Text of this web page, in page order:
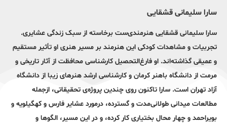
سارا سلیمانی قشقایی
سارا سلیمانی قشقایی هنرمندی‌ست برخاسته از سبک زندگی عشایری.
تجربیات و مشاهدات کودکی این هنرمند بر مسیر هنری او تأثیر مستقیم
و عمیقی گذاشته‌اند. او فارغ‌التحصیل کارشناسی محافظت از آثار تاریخی و
مرمت از دانشگاه باهنر کرمان و کارشناسی ارشد هنرهای زیبا از دانشگاه
آزاد تهران است. سارا تاکنون روی چندین پروژه‌ی تحقیقاتی، ازجمله
مطالعات میدانی طولانی‌مدت و گسترده، درمورد عشایر فارس و کهگیلویه و
بویراحمد و چهار محال بختیاری کار کرده، و در این مسیر، الگوها و